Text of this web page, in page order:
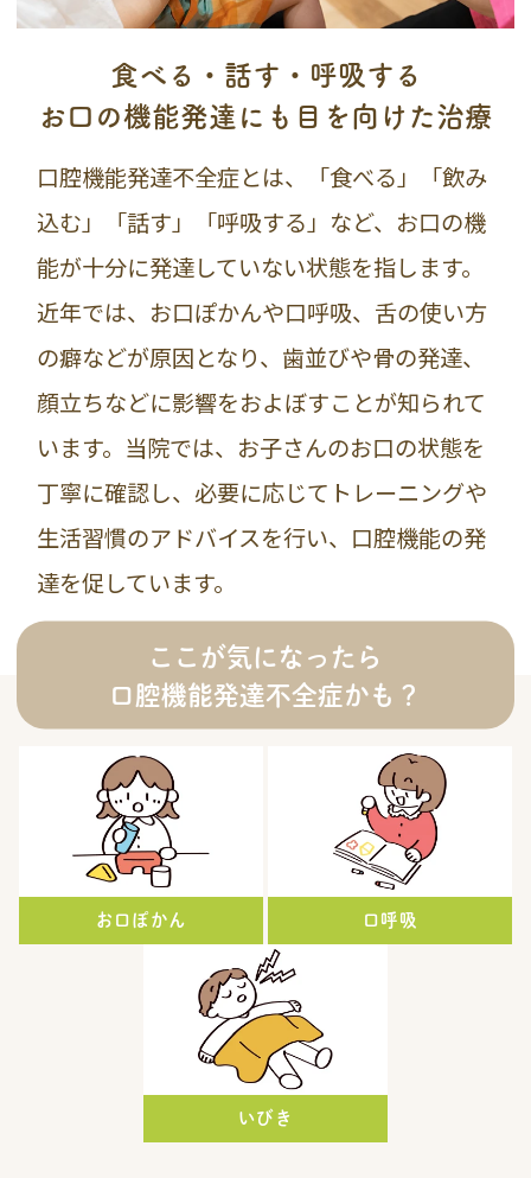
食べる・話す・呼吸する
お口の機能発達にも目を向けた治療
口腔機能発達不全症とは、「食べる」「飲み
込む」「話す」「呼吸する」など、お口の機
能が十分に発達していない状態を指します。
近年では、お口ぽかんや口呼吸、舌の使い方
の癖などが原因となり、歯並びや骨の発達、
顔立ちなどに影響をおよぼすことが知られて
います。当院では、お子さんのお口の状態を
丁寧に確認し、必要に応じてトレーニングや
生活習慣のアドバイスを行い、口腔機能の発
達を促しています。
ここが気になったら
口腔機能発達不全症かも？
お口ぽかん 口呼吸
いびき